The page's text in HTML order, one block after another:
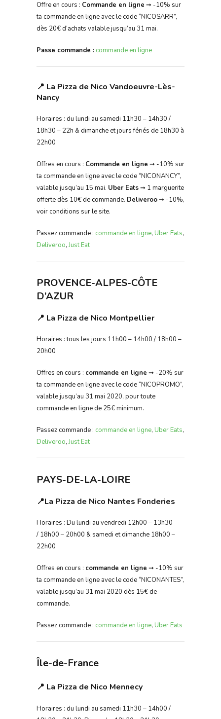
Offre en cours : Commande en ligne ➞ -10% sur
ta commande en ligne avec le code “NICOSARR”,
dès 20€ d’achats valable jusqu’au 31 mai.
Passe commande : commande en ligne
📍 La Pizza de Nico Vandoeuvre-Lès-
Nancy
Horaires : du lundi au samedi 11h30 – 14h30 /
18h30 – 22h & dimanche et jours fériés de 18h30 à
22h00
Offres en cours : Commande en ligne ➞ -10% sur
ta commande en ligne avec le code “NICONANCY”,
valable jusqu’au 15 mai. Uber Eats➞ 1 marguerite
offerte dès 10€ de commande. Deliveroo➞ -10%,
voir conditions sur le site.
Passez commande : commande en ligne, Uber Eats,
Deliveroo,Just Eat
PROVENCE-ALPES-CÔTE
D’AZUR
📍 La Pizza de Nico Montpellier
Horaires : tous les jours 11h00 – 14h00 / 18h00 –
20h00
Offres en cours : commande en ligne ➞ -20% sur
ta commande en ligne avec le code “NICOPROMO”,
valable jusqu’au 31 mai 2020, pour toute
commande en ligne de 25€ minimum.
Passez commande : commande en ligne, Uber Eats,
Deliveroo,Just Eat
PAYS-DE-LA-LOIRE
📍La Pizza de Nico Nantes Fonderies
Horaires : Du lundi au vendredi 12h00 – 13h30
/ 18h00 – 20h00 & samedi et dimanche 18h00 –
22h00
Offres en cours : commande en ligne ➞ -10% sur
ta commande en ligne avec le code “NICONANTES”,
valable jusqu’au 31 mai 2020 dès 15€ de
commande.
Passez commande : commande en ligne, Uber Eats
Île-de-France
📍 La Pizza de Nico Mennecy
Horaires : du lundi au samedi 11h30 – 14h00 /